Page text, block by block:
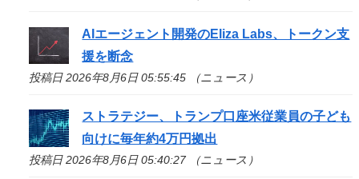
AIエージェント開発のEliza Labs、トークン支
援を断念
投稿日 2026年8月6日 05:55:45 （ニュース）
ストラテジー、トランプ口座米従業員の子ども
向けに毎年約4万円拠出
投稿日 2026年8月6日 05:40:27 （ニュース）